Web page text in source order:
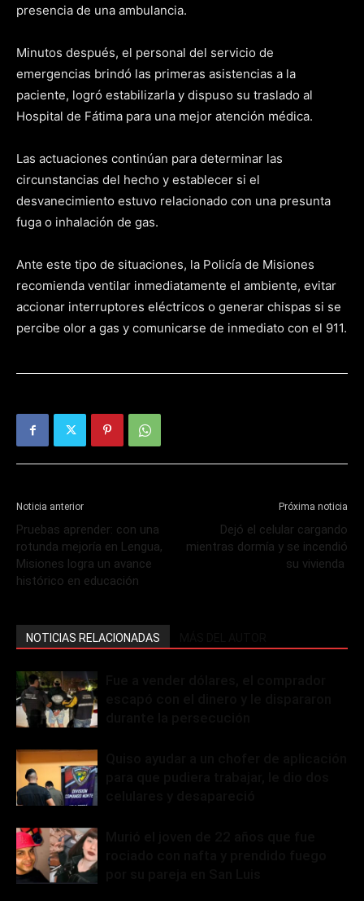
presencia de una ambulancia.
Minutos después, el personal del servicio de
emergencias brindó las primeras asistencias a la
paciente, logró estabilizarla y dispuso su traslado al
Hospital de Fátima para una mejor atención médica.
Las actuaciones continúan para determinar las
circunstancias del hecho y establecer si el
desvanecimiento estuvo relacionado con una presunta
fuga o inhalación de gas.
Ante este tipo de situaciones, la Policía de Misiones
recomienda ventilar inmediatamente el ambiente, evitar
accionar interruptores eléctricos o generar chispas si se
percibe olor a gas y comunicarse de inmediato con el 911.
Noticia anterior
Pruebas aprender: con una
rotunda mejoría en Lengua,
Misiones logra un avance
histórico en educación
Próxima noticia
Dejó el celular cargando
mientras dormía y se incendió
su vivienda
NOTICIAS RELACIONADAS